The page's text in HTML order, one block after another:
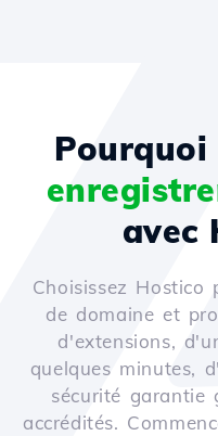
Pourquoi
avec
Choisissez Hostico
de domaine et
d'extensions,
quelques minutes,
sécurité garantie
accrédités.